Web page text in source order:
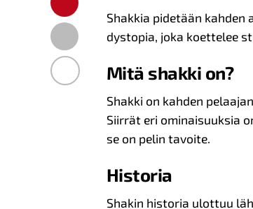
Shakkia pidetään kahden
dystopia, joka koettelee
Mitä shakki on?
Shakki on kahden
Siirrät eri ominaisuuksia
se on pelin tavoite.
Historia
Shakin historia ulottuu